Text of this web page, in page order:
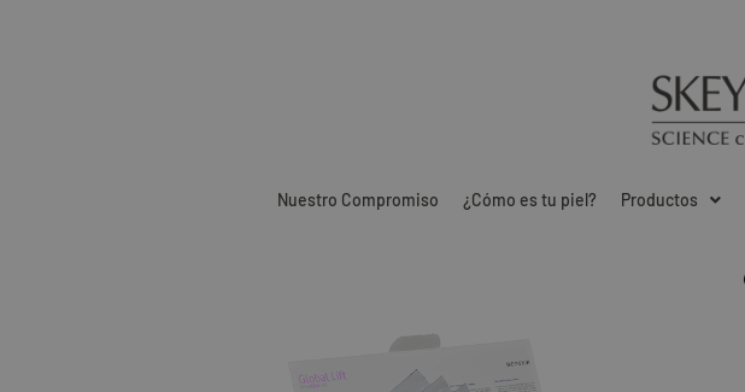
Nuestro Compromiso ¿Cómo es tu piel? Productos